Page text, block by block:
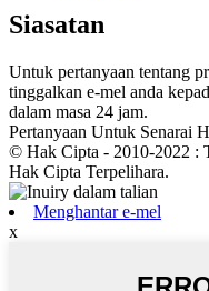
Siasatan
Untuk pertanyaan tentang
tinggalkan e-mel anda
dalam masa 24 jam.
Pertanyaan Untuk Senarai
© Hak Cipta - 2010-2022 :
Hak Cipta Terpelihara.
Menghantar e-mel
x